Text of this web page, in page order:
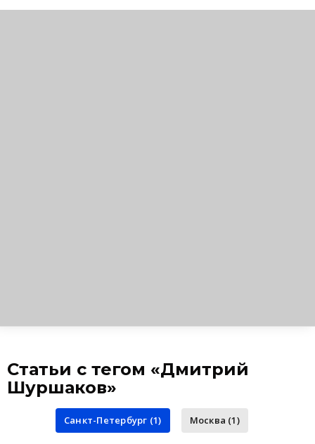
Статьи с тегом «Дмитрий
Шуршаков»
Санкт-Петербург (1) Москва (1)